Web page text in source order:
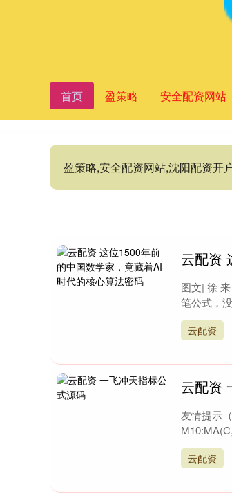
首页 盈策略 安全配资网站
盈策略,安全配资网站,沈阳配资开
云配资
图文| 徐
笔公式，
云配资
云配资
友情提示
云配资